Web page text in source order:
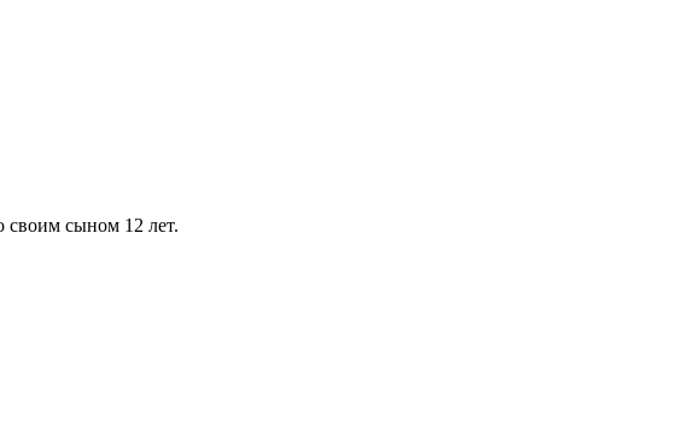
своим сыном 12 лет.